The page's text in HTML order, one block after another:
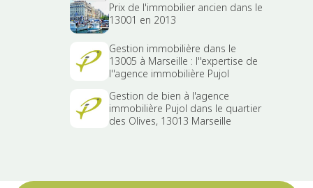
Prix de l'immobilier ancien dans le
13001 en 2013
Gestion immobilière dans le
13005 à Marseille : l''expertise de
l''agence immobilière Pujol
Gestion de bien à l'agence
immobilière Pujol dans le quartier
des Olives, 13013 Marseille